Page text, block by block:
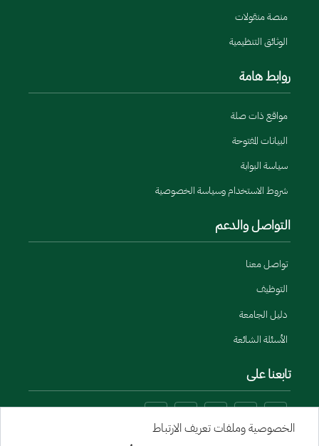
منصة منقولات
الوثائق التنظيمية
روابط هامة
مواقع ذات صلة
البيانات المفتوحة
سياسة البوابة
شروط الاستخدام وسياسة الخصوصية
التواصل والدعم
تواصل معنا
التوظيف
دليل الجامعة
الأسئلة الشائعة
تابعنا على
الخصوصية وملفات تعريف الارتباط